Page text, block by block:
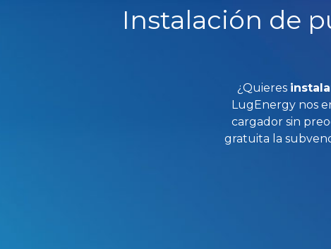
Instalación de
¿Quieres
LugEnergy nos
cargador sin
gratuita la